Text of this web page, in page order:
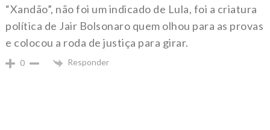
“Xandão”, não foi um indicado de Lula, foi a criatura
política de Jair Bolsonaro quem olhou para as provas
e colocou a roda de justiça para girar.
0 Responder